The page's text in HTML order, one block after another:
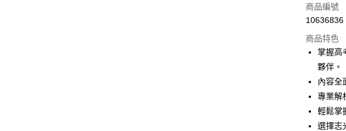
信用卡一次
LINE Pay
Apple Pay
悠遊付
Google
商品編號
10636836
商品特色
掌握高
夥伴。
內容全
專業解
輕鬆掌
選擇志